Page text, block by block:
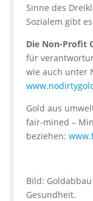
Sinne des
Sozialem gibt
Die Non-Profit
für
wie auch unter
Gold aus
fair-mined –
beziehen:
Bild:
Gesundheit.